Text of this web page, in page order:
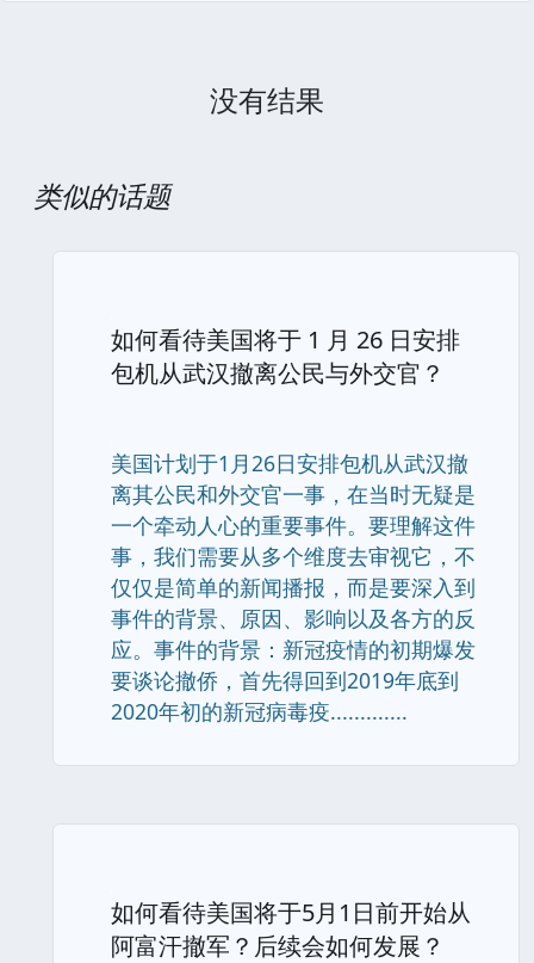
没有结果
类似的话题
如何看待美国将于 1 月 26 日安排
包机从武汉撤离公民与外交官？
美国计划于1月26日安排包机从武汉撤
离其公民和外交官一事，在当时无疑是
一个牵动人心的重要事件。要理解这件
事，我们需要从多个维度去审视它，不
仅仅是简单的新闻播报，而是要深入到
事件的背景、原因、影响以及各方的反
应。事件的背景：新冠疫情的初期爆发
要谈论撤侨，首先得回到2019年底到
2020年初的新冠病毒疫.............
​如何看待美国将于5月1日前开始从
阿富汗撤军？后续会如何发展？